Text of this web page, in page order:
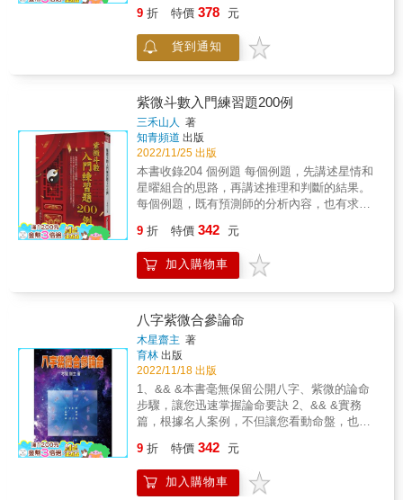
記出人生的高低起伏，一個人最重視的主題、
標記人生的短板，像是理財投資等等。 了解標
記的意義，便能補自己的不足、平衡優缺， 掌
握了這四顆變異星的特徵和落點，便可掌握人
生起伏的關鍵， 提前為自己做好部署與準備，
讓自己面對有高峰低谷的人生之路，依舊能穩
定前進，胸有成竹。 ※內容特色※ 以圖像和宮
廷人物及直白用語取代專有名詞，讓每一顆星
和宮位都有全新的面貌，並以淺顯的說明和各
式圖表， 讓原來的古老學問變成一套立體的
「人生曲線說明書」，入門者、研究者、甚至
企業人資都能很快的掌握重點。 &
會、風險與功課所在。 Step 2.查看流年盤上的
響。 Step 3.查看流年盤疊到哪一個宮位：發現
事情的來龍去脈與因果關係。 & ◎例如如果我
的流年命宮疊併在本命的夫妻宮，那麼對我而
的夫妻宮出現貪狼化忌，我就會明確地感覺到
我對感情的期待。 & 本書特色 & 1.真正看懂自
己的流年運勢，運勢書不再只是看趣味、看心
酸的！ 多數的運勢預測書都是「以一應百」的
內容，例如屬牛的今年發大財、屬豬的明年生
小孩，但是其實每個人都有自己的出生時間、
有一張自己專屬的命盤、有自己的運道。本書
的知道自己有沒有可能發大財生小孩。 & 2.整
合實戰技巧！加碼教你用本命盤的命宮主星推
算流年運勢 本書以2023年流年盤舉例，學習時
置，對應宮位的意涵後，練習解讀整體運勢，
更能藉由本命盤命宮主星的特質推斷出各種細
微跡象。 & 3.收錄2023年十四主星和每個月的
整體運勢 除了教你看懂自己命盤的流年運勢，
本書亦有大耕老師與琥珀老師對於2023年十四
顆主星流年運勢分析和月運提醒可以盡情服
用！ & ‧2023年社會的整體運勢走向 ‧2023年流
年星曜運勢預測 ‧2023年四大季度與每月運勢提
醒 & &
精算2023流年整體趨勢後，給讀者的重要提
醒，希望在貪狼化忌破軍化祿、暗湧的慾望終
將為夢想傾巢而出的2023，做為您一整年份的
古代的學問&hellip;&hellip;。 關於這些問題
&hellip;&hellip;不用擔心。 這本書將化繁為
簡，兩位老師整合流年判讀技巧， 就算是入門
者，也可以利用主要的學理理路，學到最實用
的「看流年」基本功！ & 談趨勢、論運勢， 還
把箇中學理和邏輯用大白話解釋給你看！ & 1.
精選關鍵27顆星曜 星曜在時空情境下，可以解
讀為「人的個性」，而主星與輔星的搭配則會
顯示更多的性格的細節！本書從上百顆星曜之
紅鸞與天喜，共27顆，掌握這27顆星曜，即可
正確掌握流年的趨勢。 & 2.搭建起論流年的
SOP，理解天時、地利、人和的奧秘，掌握每
一年的機會與風險 Step 1.查看流年盤上祿存、
擎羊、陀羅坐落的位置：這就是你今年的機
會、風險與功課所在。 Step 2.查看流年盤上的
四化給予的指示：因為人無法脫離環境的影
響。 Step 3.查看流年盤疊到哪一個宮位：發現
事情的來龍去脈與因果關係。 & ◎例如如果我
的流年命宮疊併在本命的夫妻宮，那麼對我而
言，這一年感情就是重要的事情，如果剛好我
的夫妻宮出現貪狼化忌，我就會明確地感覺到
我對感情的期待。 & 本書特色 & 1.真正看懂自
己的流年運勢，運勢書不再只是看趣味、看心
酸的！ 多數的運勢預測書都是「以一應百」的
9 折 特價 378 元
貨到通知
紫微斗數入門練習題200例
三禾山人 著
知青頻道 出版
2022/11/25 出版
本書收錄204 個例題 每個例題，先講述星情和
星曜組合的思路，再講述推理和判斷的結果。
每個例題，既有預測師的分析內容，也有求測
斗數這門易學處於興起與繁榮之中，研究者都
在忙於梳理理論，為什麼這麼說呢？這一點能
從市面上的紫微斗數書籍的內容看出來：較多
欣喜的是，這種狀況正在改觀，不過，還需要
同仁更多的努力才行，在這個心境之下，我決
定寫一本類似於習題集的書稿，讓讀者能飽餐
一頓，能從中感悟紫微斗數預測的神奇和奧
妙。 &
9 折 特價 342 元
加入購物車
八字紫微合參論命
木星齋主 著
育林 出版
2022/11/18 出版
1、&& &本書毫無保留公開八字、紫微的論命
步驟，讓您迅速掌握論命要訣 2、&& &實務
篇，根據名人案例，不但讓您看動命盤，也彷
宴 3、&& &本書所舉案例，乃古今時事名人，
仔細閱讀，心得全部公開，毫無保留，訣竅亦
在字裡行間 4、&& &其中蘇東坡命盤，屬翻案
9 折 特價 342 元
加入購物車